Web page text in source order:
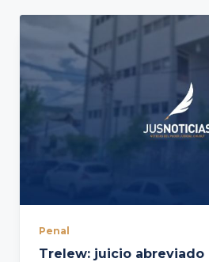
Penal
Trelew: juicio abreviado